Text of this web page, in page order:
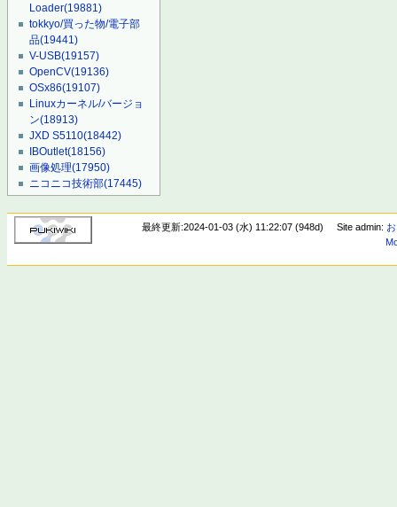
Loader(19881)
tokkyo/買った物/電子部
品(19441)
V-USB(19157)
OpenCV(19136)
OSx86(19107)
Linuxカーネル/バージョ
ン(18913)
JXD S5110(18442)
IBOutlet(18156)
画像処理(17950)
ニコニコ技術部(17445)
最終更新:2024-01-03 (水) 11:22:07 (948d) Site admin: